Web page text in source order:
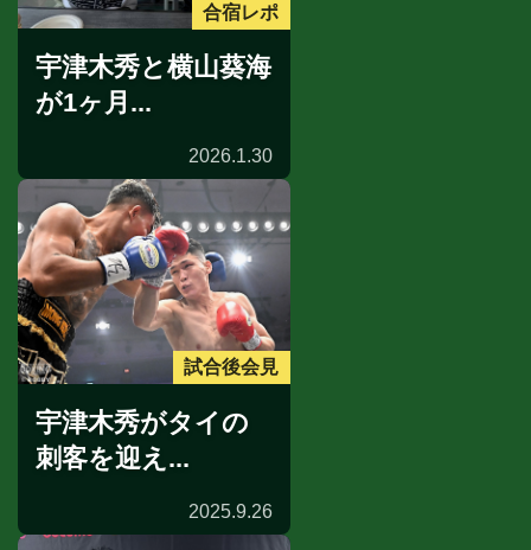
合宿レポ
宇津木秀と横山葵海
が1ヶ月...
2026.1.30
試合後会見
宇津木秀がタイの
刺客を迎え...
2025.9.26